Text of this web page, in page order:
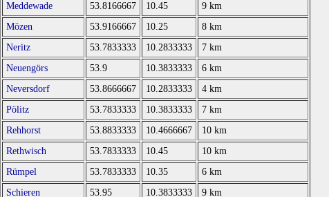
Meddewade
53.8166667 10.45
9 km
Mözen
53.9166667 10.25
8 km
Neritz
53.7833333 10.2833333
7 km
Neuengörs
53.9 10.3833333
6 km
Neversdorf
53.8666667 10.2833333
4 km
Pölitz
53.7833333 10.3833333
7 km
Rehhorst
53.8833333 10.4666667
10 km
Rethwisch
53.7833333 10.45
10 km
Rümpel
53.7833333 10.35
6 km
Schieren
53.95 10.3833333 9 km